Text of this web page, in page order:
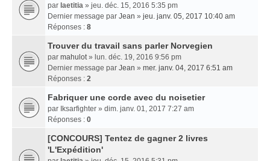
par laetitia » jeu. déc. 15, 2016 5:35 pm
Dernier message par Jean » jeu. janv. 05, 2017 10:40 am
Réponses : 8
Trouver du travail sans parler Norvegien
par mahulot» lun. déc. 19, 2016 9:56 pm
Dernier message par Jean » mer. janv. 04, 2017 6:51 am
Réponses : 2
Fabriquer une corde avec du noisetier
par Iksarfighter » dim. janv. 01, 2017 7:27 am
Réponses : 0
[CONCOURS] Tentez de gagner 2 livres
'L'Expédition'